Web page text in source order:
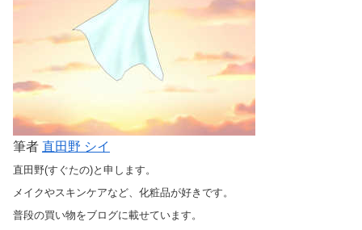
筆者 直田野 シイ
直田野(すぐたの)と申します。
メイクやスキンケアなど、化粧品が好きです。
普段の買い物をブログに載せています。